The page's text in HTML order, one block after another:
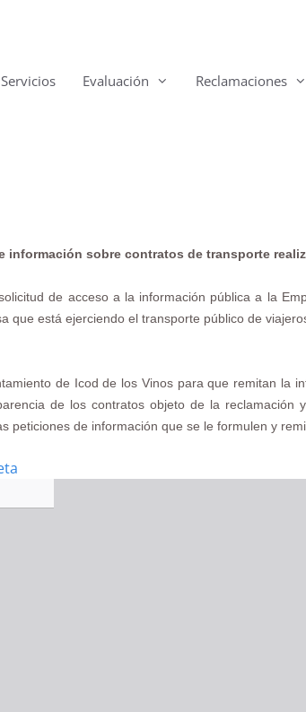
Servicios Evaluación Reclamaciones
sobre contratos de transporte
de acceso a la información pública a la
que está ejerciendo el transporte público de
de Icod de los Vinos para que remitan la
de los contratos objeto de la
peticiones de información que se le formulen y